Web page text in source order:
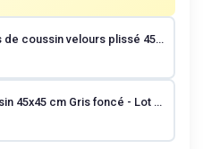
Lot de 2 housses de coussin velours plissé 45x45 cm crème
Housse de coussin 45x45 cm Gris foncé - Lot de 4